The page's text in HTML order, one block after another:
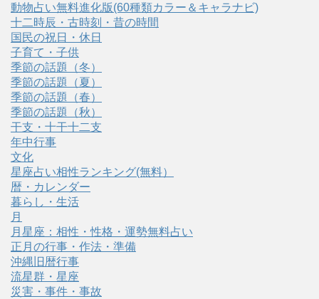
動物占い無料進化版(60種類カラー＆キャラナビ)
十二時辰・古時刻・昔の時間
国民の祝日・休日
子育て・子供
季節の話題（冬）
季節の話題（夏）
季節の話題（春）
季節の話題（秋）
干支・十干十二支
年中行事
文化
星座占い相性ランキング(無料）
暦・カレンダー
暮らし・生活
月
月星座：相性・性格・運勢無料占い
正月の行事・作法・準備
沖縄旧暦行事
流星群・星座
災害・事件・事故